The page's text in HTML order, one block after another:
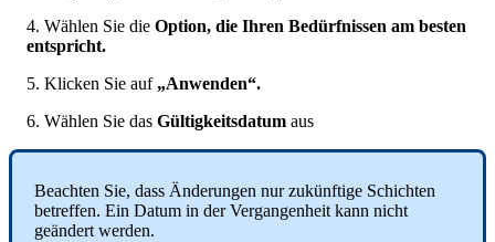
4. Wählen Sie die Option, die Ihren Bedürfnissen am besten
entspricht.
5. Klicken Sie auf „Anwenden“.
6. Wählen Sie das Gültigkeitsdatum aus
Beachten Sie, dass Änderungen nur zukünftige Schichten
betreffen. Ein Datum in der Vergangenheit kann nicht
geändert werden.